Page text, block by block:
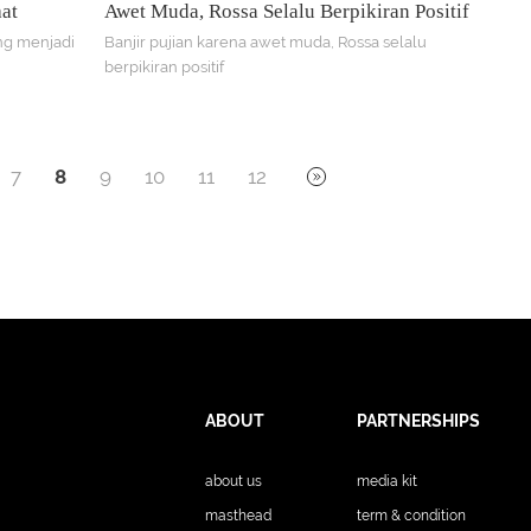
menjadi
Awet Muda, Rossa Selalu Berpikiran Positif
Banjir pujian karena awet muda, Rossa selalu
berpikiran positif
7 8 9 10 11 12
ABOUT PARTNERSHIPS
about us media kit
masthead term & condition